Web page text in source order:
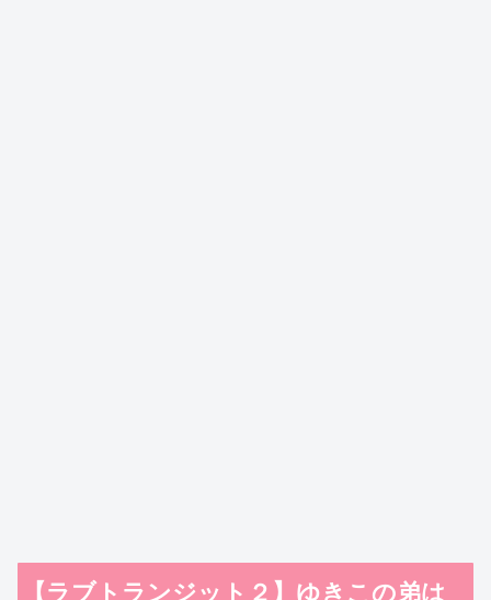
【ラブトランジット２】ゆきこの弟は